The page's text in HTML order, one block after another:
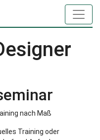
nach Maß
Training oder